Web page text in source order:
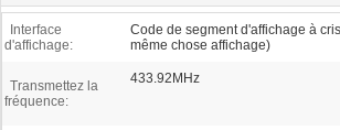
Interface
d'affichage:
Code de segment d'affichage à
même chose affichage)
Transmettez la
fréquence:
433.92MHz